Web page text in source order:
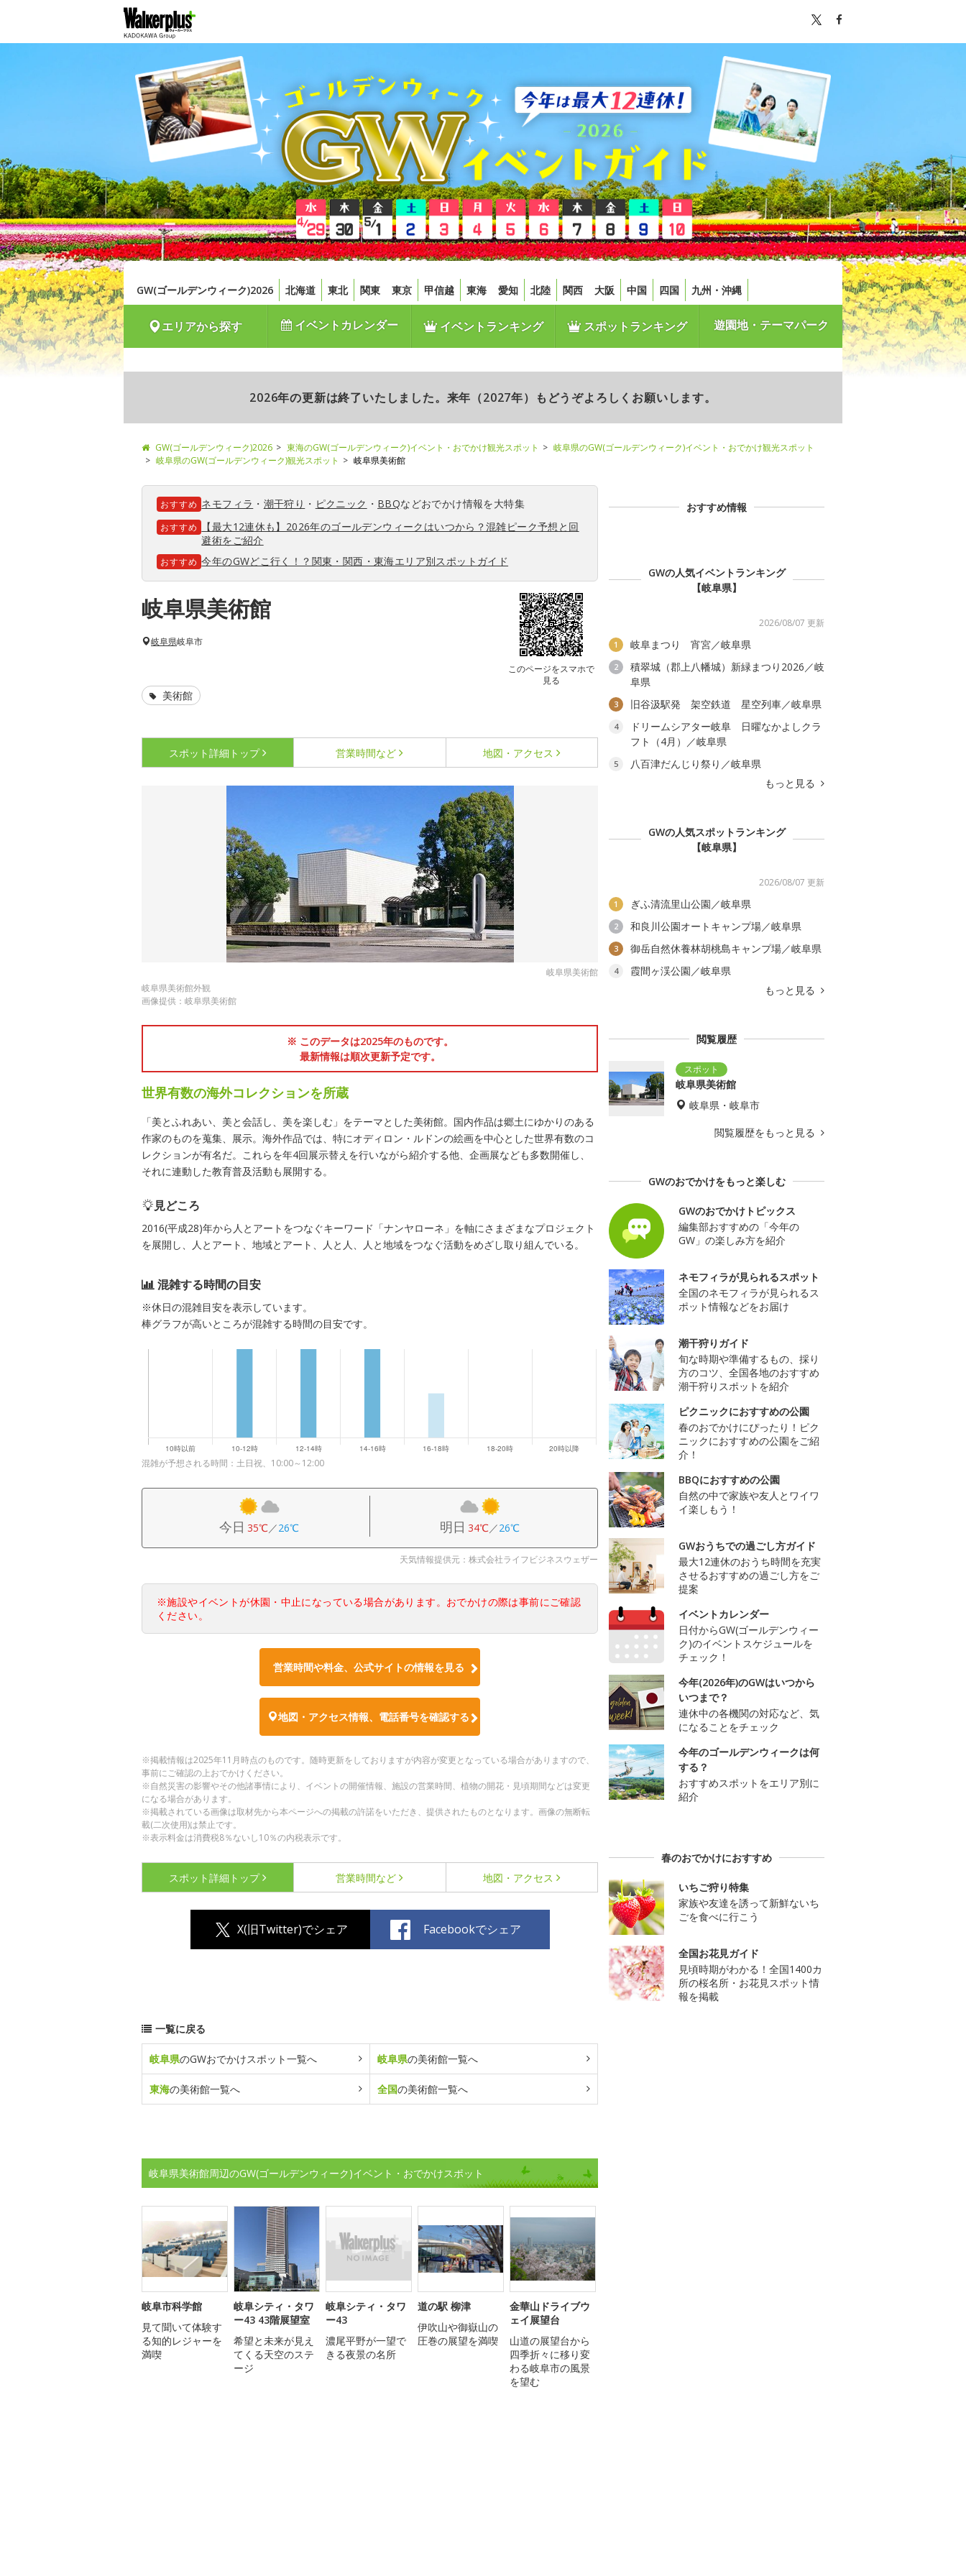
GW(ゴールデンウィーク)2026 北海道 東北 関東 東京 甲信越 東海 愛知 北陸 関西 大阪 中国 四国 九州・沖縄
エリアから探す イベントカレンダー イベントランキング スポットランキング 遊園地・テーマパーク
2026年の更新は終了いたしました。来年（2027年）もどうぞよろしくお願いします。
GW(ゴールデンウィーク)2026 東海のGW(ゴールデンウィーク)イベント・おでかけ観光スポット
岐阜県のGW(ゴールデンウィーク)イベント・おでかけ観光スポット
岐阜県のGW(ゴールデンウィーク)観光スポット
岐阜県美術館
おすすめ ネモフィラ ・ 潮干狩り ・ ピクニック ・ BBQなどおでかけ情報を大特集
おすすめ
【最大12連休も】2026年のゴールデンウィークはいつから？混雑ピーク予想と回
避術をご紹介
おすすめ 今年のGWどこ行く！？関東・関西・東海エリア別スポットガイド
岐阜県美術館
このページをスマホで
見る
岐阜県岐阜市
美術館
スポット詳細 トップ 営業時間など 地図・アクセス
岐阜県美術館
岐阜県美術館外観
画像提供：岐阜県美術館
※ このデータは2025年のものです。
最新情報は順次更新予定です。
世界有数の海外コレクションを所蔵
「美とふれあい、美と会話し、美を楽しむ」をテーマとした美術館。国内作品は郷土にゆかりのある
作家のものを蒐集、展示。海外作品では、特にオディロン・ルドンの絵画を中心とした世界有数のコ
レクションが有名だ。これらを年4回展示替えを行いながら紹介する他、企画展なども多数開催し、
それに連動した教育普及活動も展開する。
見どころ
2016(平成28)年から人とアートをつなぐキーワード「ナンヤローネ」を軸にさまざまなプロジェクト
を展開し、人とアート、地域とアート、人と人、人と地域をつなぐ活動をめざし取り組んでいる。
混雑する時間の目安
※休日の混雑目安を表示しています。
棒グラフが高いところが混雑する時間の目安です。
混雑が予想される時間：土日祝、10:00～12:00
今日 35℃／26℃ 明日 34℃／26℃
天気情報提供元：株式会社ライフビジネスウェザー
※施設やイベントが休園・中止になっている場合があります。おでかけの際は事前にご確認
ください。
営業時間や料金、公式サイトの情報を見る
地図・アクセス情報、電話番号を確認する
※掲載情報は2025年11月時点のものです。随時更新をしておりますが内容が変更となっている場合がありますので、
事前にご確認の上おでかけください。
※自然災害の影響やその他諸事情により、イベントの開催情報、施設の営業時間、植物の開花・見頃期間などは変更
になる場合があります。
※掲載されている画像は取材先から本ページへの掲載の許諾をいただき、提供されたものとなります。画像の無断転
載(二次使用)は禁止です。
※表示料金は消費税8％ないし10％の内税表示です。
スポット詳細 トップ 営業時間など 地図・アクセス
X(旧Twitter)でシェア Facebookでシェア
一覧に戻る
岐阜県のGWおでかけスポット一覧へ 岐阜県の美術館一覧へ
東海の美術館一覧へ 全国の美術館一覧へ
岐阜県美術館周辺のGW(ゴールデンウィーク)イベント・おでかけスポット
岐阜市科学館
見て聞いて体験す
る知的レジャーを
満喫
岐阜シティ・タワ
ー43 43階展望室
希望と未来が見え
てくる天空のステ
ージ
岐阜シティ・タワ
ー43
濃尾平野が一望で
きる夜景の名所
道の駅 柳津
伊吹山や御嶽山の
圧巻の展望を満喫
金華山ドライブウ
ェイ展望台
山道の展望台から
四季折々に移り変
わる岐阜市の風景
を望む
おすすめ情報
GWの人気イベントランキング
【岐阜県】
2026/08/07 更新
1 岐阜まつり 宵宮／岐阜県
2
積翠城（郡上八幡城）新緑まつり2026／岐
阜県
3 旧谷汲駅発 架空鉄道 星空列車／岐阜県
4
ドリームシアター岐阜 日曜なかよしクラ
フト（4月）／岐阜県
5
八百津だんじり祭り／岐阜県
もっと見る
GWの人気スポットランキング
【岐阜県】
2026/08/07 更新
1 ぎふ清流里山公園／岐阜県
2 和良川公園オートキャンプ場／岐阜県
3 御岳自然休養林胡桃島キャンプ場／岐阜県
4
霞間ヶ渓公園／岐阜県
もっと見る
閲覧履歴
岐阜県美術館
岐阜県・岐阜市
閲覧履歴をもっと見る
GWのおでかけをもっと楽しむ
GWのおでかけトピックス
編集部おすすめの「今年の
GW」の楽しみ方を紹介
ネモフィラが見られるスポット
全国のネモフィラが見られるス
ポット情報などをお届け
潮干狩りガイド
旬な時期や準備するもの、採り
方のコツ、全国各地のおすすめ
潮干狩りスポットを紹介
ピクニックにおすすめの公園
春のおでかけにぴったり！ピク
ニックにおすすめの公園をご紹
介！
BBQにおすすめの公園
自然の中で家族や友人とワイワ
イ楽しもう！
GWおうちでの過ごし方ガイド
最大12連休のおうち時間を充実
させるおすすめの過ごし方をご
提案
イベントカレンダー
日付からGW(ゴールデンウィー
ク)のイベントスケジュールを
チェック！
今年(2026年)のGWはいつから
いつまで？
連休中の各機関の対応など、気
になることをチェック
今年のゴールデンウィークは何
する？
おすすめスポットをエリア別に
紹介
春のおでかけにおすすめ
いちご狩り特集
家族や友達を誘って新鮮ないち
ごを食べに行こう
全国お花見ガイド
見頃時期がわかる！全国1400カ
所の桜名所・お花見スポット情
報を掲載